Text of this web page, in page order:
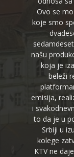
Ovo se
koje smo
našu
koja je
beleži
emisija,
i
to da je u
Srbiji u
kolege
KTV ne